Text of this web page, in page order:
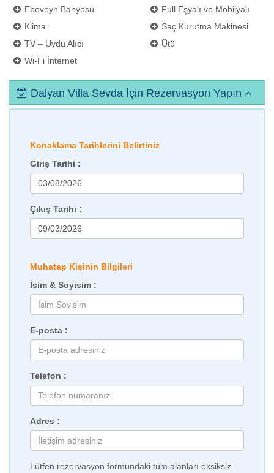
Ebeveyn Banyosu
Full Eşyalı ve Mobilyalı
Klima
Saç Kurutma Makinesi
TV – Uydu Alıcı
Ütü
Wi-Fi İnternet
Dalyan Villa Sevda İçin Rezervasyon Yapın
Konaklama Tarihlerini Belirtiniz
Giriş Tarihi :
Çıkış Tarihi :
Muhatap Kişinin Bilgileri
İsim & Soyisim :
E-posta :
Telefon :
Adres :
Lütfen rezervasyon formundaki tüm alanları eksiksiz